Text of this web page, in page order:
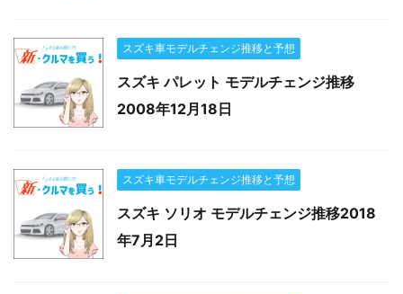
スズキ車モデルチェンジ推移と予想
スズキ パレット モデルチェンジ推移
2008年12月18日
スズキ車モデルチェンジ推移と予想
スズキ ソリオ モデルチェンジ推移2018
年7月2日